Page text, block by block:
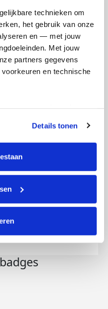
technieken om
het gebruik van onze
en — met jouw
Met jouw
partners gegevens
en technische
op elk moment wijzigen of
onderaan de pagina. De
het tabblad “details”.
Details tonen
€500